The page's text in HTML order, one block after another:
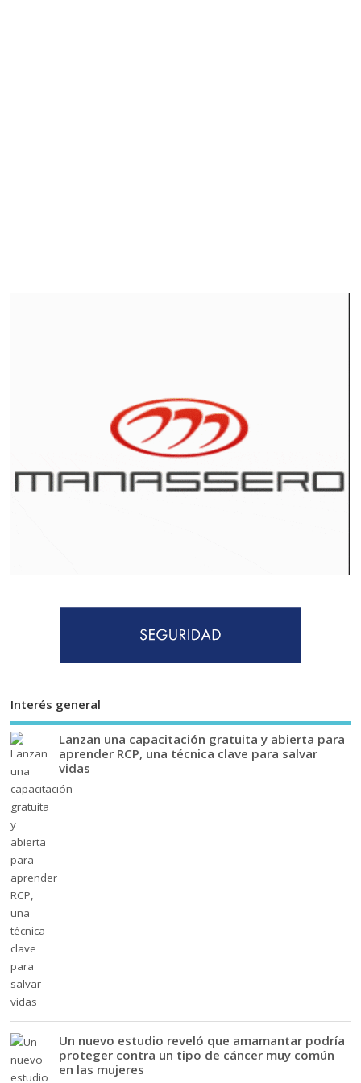
Interés general
Lanzan una capacitación gratuita y abierta para
aprender RCP, una técnica clave para salvar
vidas
Un nuevo estudio reveló que amamantar podría
proteger contra un tipo de cáncer muy común
en las mujeres